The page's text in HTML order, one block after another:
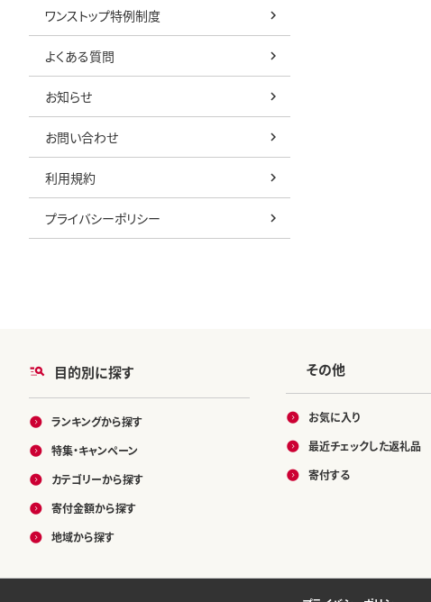
ワンストップ特例制度
よくある質問
お知らせ
お問い合わせ
利用規約
プライバシーポリシー
目的別に探す
ランキングから探す
特集・キャンペーン
カテゴリーから探す
寄付金額から探す
地域から探す
その他
お気に入り
最近チェックした返礼品
寄付する